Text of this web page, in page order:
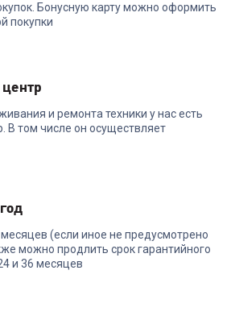
Бонусную карту можно оформить
покупки
и ремонта техники у нас есть
В том числе он осуществляет
(если иное не предусмотрено
можно продлить срок гарантийного
и 36 месяцев